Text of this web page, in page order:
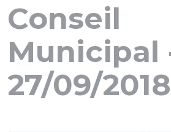
Conseil
Municipal
27/09/2018